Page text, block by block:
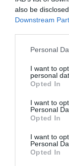
also be
Downstream
Personal
I want to
personal
Opted In
I want to
Personal
Opted In
I want to
Personal
Opted In
Στο Δήμο
αφορά
προσφοράς
Η αύξηση που
του
συνεχείς
πλειοδοτών
ακινήτων, η
απέναντι σε